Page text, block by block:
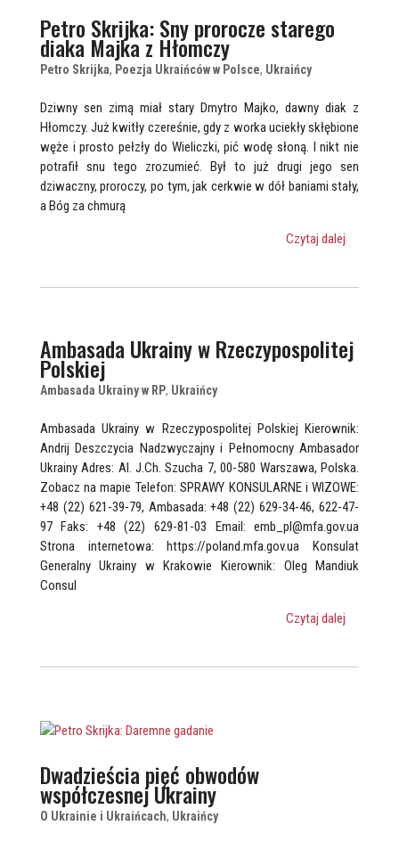
Petro Skrijka: Sny prorocze starego
diaka Majka z Hłomczy
Petro Skrijka, Poezja Ukraińców w Polsce, Ukraińcy
Dziwny sen zimą miał stary Dmytro Majko, dawny diak z
Hłomczy. Już kwitły czereśnie, gdy z worka uciekły skłębione
węże i prosto pełzły do Wieliczki, pić wodę słoną. I nikt nie
potrafił snu tego zrozumieć. Był to już drugi jego sen
dziwaczny, proroczy, po tym, jak cerkwie w dół baniami stały,
a Bóg za chmurą
Czytaj dalej
Ambasada Ukrainy w Rzeczypospolitej
Polskiej
Ambasada Ukrainy w RP, Ukraińcy
Ambasada Ukrainy w Rzeczypospolitej Polskiej Kierownik:
Andrij Deszczycia Nadzwyczajny i Pełnomocny Ambasador
Ukrainy Adres: Al. J.Ch. Szucha 7, 00-580 Warszawa, Polska.
Zobacz na mapie Telefon: SPRAWY KONSULARNE i WIZOWE:
+48 (22) 621-39-79, Ambasada: +48 (22) 629-34-46, 622-47-
97 Faks: +48 (22) 629-81-03 Email: emb_pl@mfa.gov.ua
Strona internetowa: https://poland.mfa.gov.ua Konsulat
Generalny Ukrainy w Krakowie Kierownik: Oleg Mandiuk
Consul
Czytaj dalej
Dwadzieścia pięć obwodów
współczesnej Ukrainy
O Ukrainie i Ukraińcach, Ukraińcy